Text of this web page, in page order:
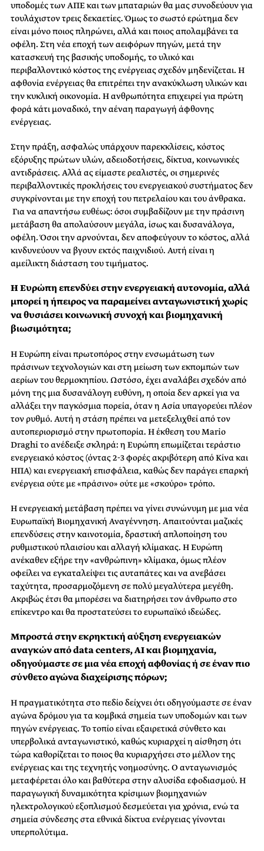
υποδομές των ΑΠΕ και των μπαταριών θα μας συνοδεύουν για
τουλάχιστον τρεις δεκαετίες. Όμως το σωστό ερώτημα δεν
είναι μόνο ποιος πληρώνει, αλλά και ποιος απολαμβάνει τα
οφέλη. Στη νέα εποχή των αειφόρων πηγών, μετά την
κατασκευή της βασικής υποδομής, το υλικό και
περιβαλλοντικό κόστος της ενέργειας σχεδόν μηδενίζεται. Η
αφθονία ενέργειας θα επιτρέπει την ανακύκλωση υλικών και
την κυκλική οικονομία. Η ανθρωπότητα επιχειρεί για πρώτη
φορά κάτι μοναδικό, την αέναη παραγωγή άφθονης
ενέργειας.
Στην πράξη, ασφαλώς υπάρχουν παρεκκλίσεις, κόστος
εξόρυξης πρώτων υλών, αδειοδοτήσεις, δίκτυα, κοινωνικές
αντιδράσεις. Αλλά ας είμαστε ρεαλιστές, οι σημερινές
περιβαλλοντικές προκλήσεις του ενεργειακού συστήματος δεν
συγκρίνονται με την εποχή του πετρελαίου και του άνθρακα.
Για να απαντήσω ευθέως: όσοι συμβαδίζουν με την πράσινη
μετάβαση θα απολαύσουν μεγάλα, ίσως και δυσανάλογα,
οφέλη. Όσοι την αρνούνται, δεν αποφεύγουν το κόστος, αλλά
κινδυνεύουν να βγουν εκτός παιχνιδιού. Αυτή είναι η
αμείλικτη διάσταση του τιμήματος.
Η Ευρώπη επενδύει στην ενεργειακή αυτονομία, αλλά
μπορεί η ήπειρος να παραμείνει ανταγωνιστική χωρίς
να θυσιάσει κοινωνική συνοχή και βιομηχανική
βιωσιμότητα;
Η Ευρώπη είναι πρωτοπόρος στην ενσωμάτωση των
πράσινων τεχνολογιών και στη μείωση των εκπομπών των
αερίων του θερμοκηπίου. Ωστόσο, έχει αναλάβει σχεδόν από
μόνη της μια δυσανάλογη ευθύνη, η οποία δεν αρκεί για να
αλλάξει την παγκόσμια πορεία, όταν η Ασία υπαγορεύει πλέον
τον ρυθμό. Αυτή η στάση πρέπει να μετεξελιχθεί από τον
αυτοπεριορισμό στην πρωτοπορία. Η έκθεση του Mario
Draghi το ανέδειξε σκληρά: η Ευρώπη επωμίζεται τεράστιο
ενεργειακό κόστος (όντας 2-3 φορές ακριβότερη από Κίνα και
ΗΠΑ) και ενεργειακή επισφάλεια, καθώς δεν παράγει επαρκή
ενέργεια ούτε με «πράσινο» ούτε με «σκούρο» τρόπο.
Η ενεργειακή μετάβαση πρέπει να γίνει συνώνυμη με μια νέα
Ευρωπαϊκή Βιομηχανική Αναγέννηση. Απαιτούνται μαζικές
επενδύσεις στην καινοτομία, δραστική απλοποίηση του
ρυθμιστικού πλαισίου και αλλαγή κλίμακας. Η Ευρώπη
ανέκαθεν εξήρε την «ανθρώπινη» κλίμακα, όμως πλέον
οφείλει να εγκαταλείψει τις αυταπάτες και να ανεβάσει
ταχύτητα, προσαρμοζόμενη σε πολύ μεγαλύτερα μεγέθη.
Ακριβώς έτσι θα μπορέσει να διατηρήσει τον άνθρωπο στο
επίκεντρο και θα προστατεύσει το ευρωπαϊκό ιδεώδες.
Μπροστά στην εκρηκτική αύξηση ενεργειακών
αναγκών από data centers, AI και βιομηχανία,
οδηγούμαστε σε μια νέα εποχή αφθονίας ή σε έναν πιο
σύνθετο αγώνα διαχείρισης πόρων;
Η πραγματικότητα στο πεδίο δείχνει ότι οδηγούμαστε σε έναν
αγώνα δρόμου για τα κομβικά σημεία των υποδομών και των
πηγών ενέργειας. Το τοπίο είναι εξαιρετικά σύνθετο και
υπερβολικά ανταγωνιστικό, καθώς κυριαρχεί η αίσθηση ότι
τώρα καθορίζεται το ποιος θα κυριαρχήσει στο μέλλον της
ενέργειας και της τεχνητής νοημοσύνης. Ο ανταγωνισμός
μεταφέρεται όλο και βαθύτερα στην αλυσίδα εφοδιασμού. Η
παραγωγική δυναμικότητα κρίσιμων βιομηχανιών
ηλεκτρολογικού εξοπλισμού δεσμεύεται για χρόνια, ενώ τα
σημεία σύνδεσης στα εθνικά δίκτυα ενέργειας γίνονται
υπερπολύτιμα.